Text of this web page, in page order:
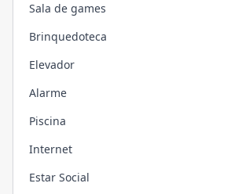
Sala de games
Brinquedoteca
Elevador
Alarme
Piscina
Internet
Estar Social